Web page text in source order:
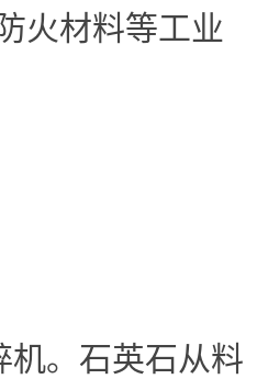
火材料等工业
。石英石从料